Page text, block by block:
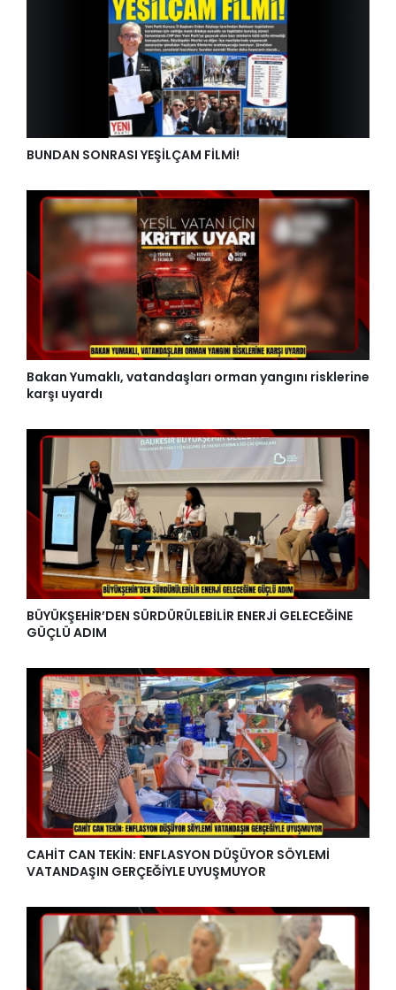
BUNDAN SONRASI YEŞİLÇAM FİLMİ!
Bakan Yumaklı, vatandaşları orman yangını risklerine
karşı uyardı
BÜYÜKŞEHİR’DEN SÜRDÜRÜLEBİLİR ENERJİ GELECEĞİNE
GÜÇLÜ ADIM
CAHİT CAN TEKİN: ENFLASYON DÜŞÜYOR SÖYLEMİ
VATANDAŞIN GERÇEĞİYLE UYUŞMUYOR